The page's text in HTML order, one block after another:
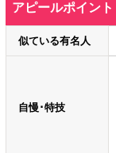
アピールポイント
似ている有名人
自慢･特技